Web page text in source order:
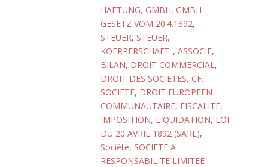
HAFTUNG, GMBH, GMBH-
GESETZ VOM 20.4.1892,
STEUER, STEUER,
KOERPERSCHAFT-, ASSOCIE,
BILAN, DROIT COMMERCIAL,
DROIT DES SOCIETES, CF.
SOCIETE, DROIT EUROPEEN
COMMUNAUTAIRE, FISCALITE,
IMPOSITION, LIQUIDATION, LOI
DU 20 AVRIL 1892 (SARL),
Société, SOCIETE A
RESPONSABILITE LIMITEE